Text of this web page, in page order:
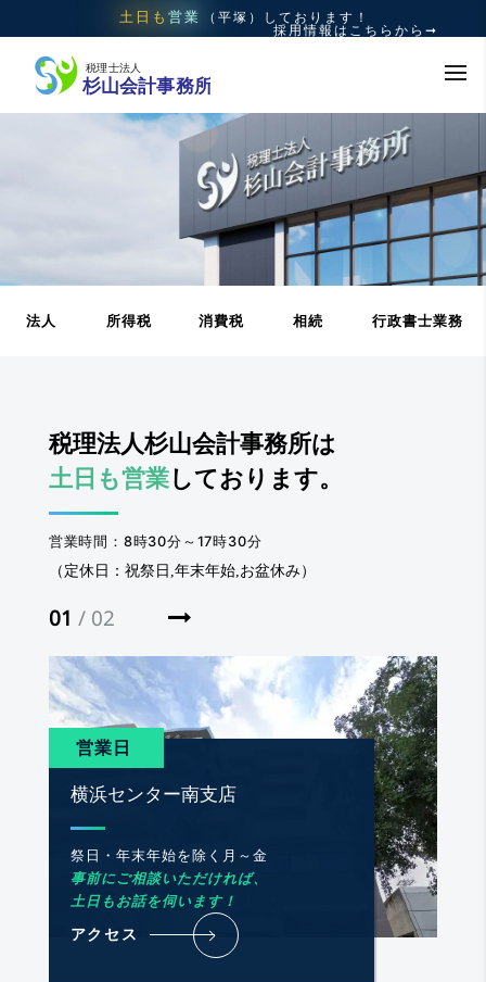
土日も 営業 （平塚）
しております！
採用情報はこちらから➞
法人 所得税 消費税 相続 行政書士業務
税理法人杉山会計事務所は
土日も営業しております。
営業時間：8時30分～17時30分
（定休日：祝祭日,年末年始,お盆休み）
01 / 02
営業日
横浜センター南支店
祭日・年末年始を除く月～金
事前にご相談いただければ、
土日もお話を伺います！
アクセス
02 / 02
営業日
祭日・年末年始を除いて、
土日も通常営業しております！
アクセス